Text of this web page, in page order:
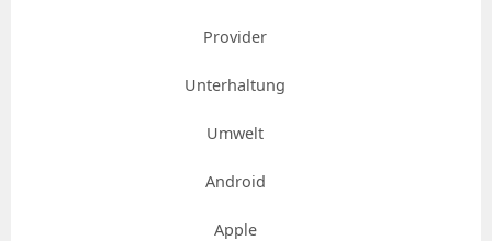
Provider
Unterhaltung
Umwelt
Android
Apple